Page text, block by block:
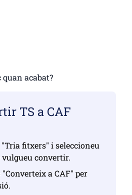
acabat?
TS a CAF
"Tria fitxers" i seleccioneu
vulgueu convertir.
a CAF" per